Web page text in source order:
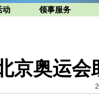
动 领事服务
京奥运会